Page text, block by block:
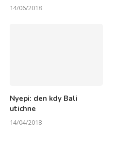
14/06/2018
Nyepi: den kdy Bali
utichne
14/04/2018